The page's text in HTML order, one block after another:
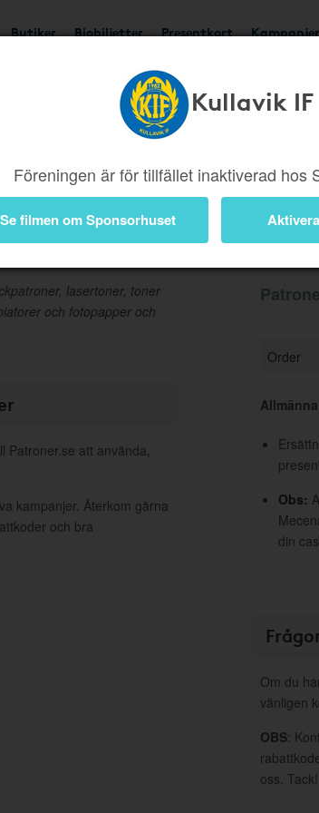
Butiker Biobiljetter Presentkort Kampanjer
Kullavik IF
Föreningen är för tillfället inaktiverad hos
Se filmen om Sponsorhuset
Ger 6%
lasertoner, toner
och fotopapper och
Patroner.se att använda,
kampanjer. Återkom gärna
och bra
Order
Obs:
din
Om du
vänligen
OBS:
oss. Tack!